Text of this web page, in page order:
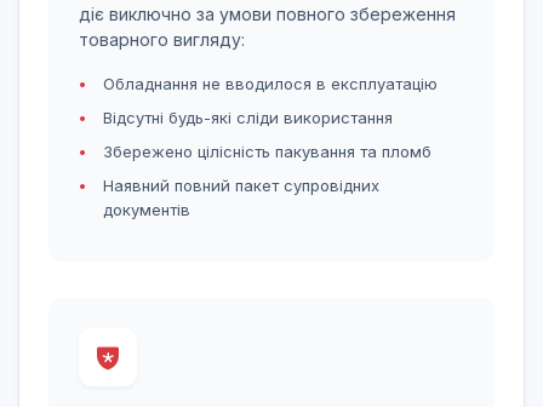
діє виключно за умови повного збереження
товарного вигляду:
Обладнання не вводилося в експлуатацію
Відсутні будь-які сліди використання
Збережено цілісність пакування та пломб
Наявний повний пакет супровідних
документів